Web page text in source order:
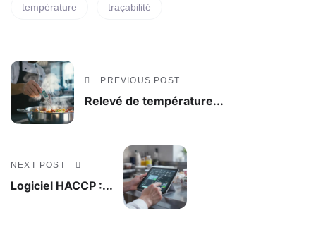
température traçabilité
PREVIOUS POST
Relevé de température...
NEXT POST
Logiciel HACCP :...